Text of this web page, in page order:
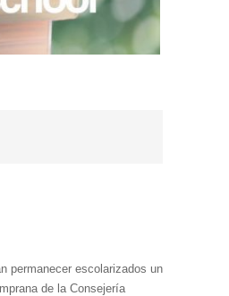
permanecer escolarizados un
de la Consejería